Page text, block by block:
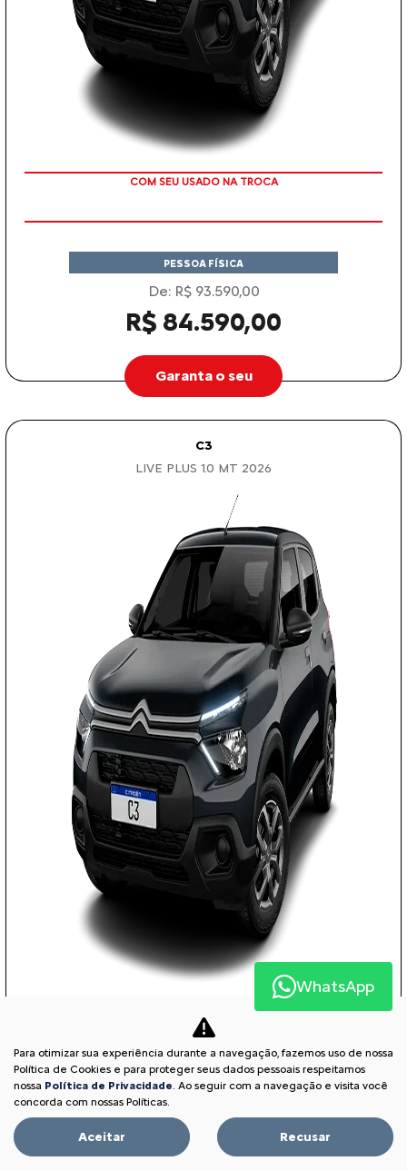
TAXA 0 %
PESSOA FÍSICA
De: R$ 93.590,00
R$ 84.590,00
Garanta o seu
C3
LIVE PLUS 1.0 MT 2026
COM SEU USADO NA TROCA
À VISTA POR R$ 75.590,00
PESSOA FÍSICA
WhatsApp
Para otimizar sua experiência durante a navegação, fazemos uso de nossa
Política de Cookies e para proteger seus dados pessoais respeitamos
nossa Política de Privacidade. Ao seguir com a navegação e visita você
concorda com nossas Políticas.
Aceitar Recusar